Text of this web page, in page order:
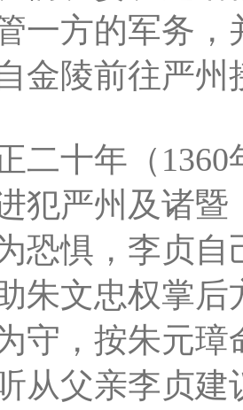
一方的军务，
金陵前往严
二十年（
犯严州及诸
恐惧，李贞
朱文忠权掌后
守，按朱元璋
从父亲李贞